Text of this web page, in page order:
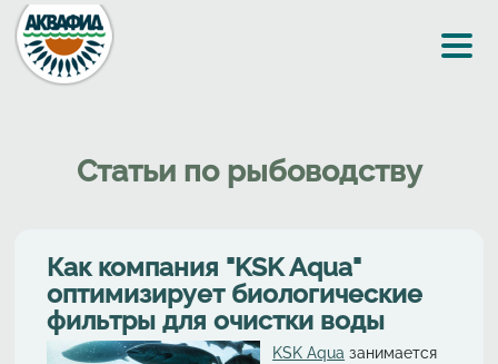
Перейти к основному содержанию
Статьи по рыбоводству
Как компания "KSK Aqua"
оптимизирует биологические
фильтры для очистки воды
KSK Aqua занимается